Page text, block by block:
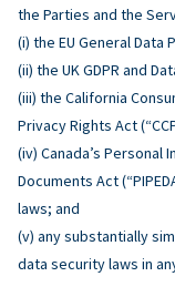
the Parties and the
(i) the EU General Data
(ii) the UK GDPR and
(iii) the California
Privacy Rights Act
(iv) Canada’s
Documents Act
laws; and
(v) any substantially
data security laws in